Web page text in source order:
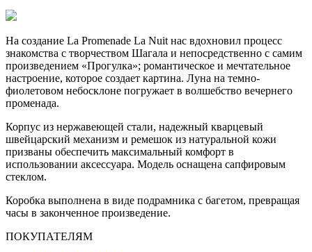
На создание La Promenade La Nuit нас вдохновил процесс
знакомства с творчеством Шагала и непосредственно с самим
произведением «Прогулка»; романтическое и мечтательное
настроение, которое создает картина. Луна на темно-
фиолетовом небосклоне погружает в волшебство вечернего
променада.
Корпус из нержавеющей стали, надежный кварцевый
швейцарский механизм и ремешок из натуральной кожи
призваны обеспечить максимальный комфорт в
использовании аксессуара. Модель оснащена сапфировым
стеклом.
Коробка выполнена в виде подрамника с багетом, превращая
часы в законченное произведение.
ПОКУПАТЕЛЯМ